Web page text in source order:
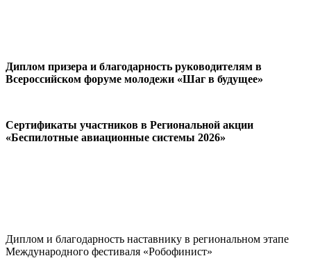
Диплом призера и благодарность руководителям в
Всероссийском форуме молодежи «Шаг в будущее»
Сертификаты участников в Региональной акции
«Беспилотные авиационные системы 2026»
Диплом и благодарность наставнику в региональном этапе
Международного фестиваля «Робофинист»